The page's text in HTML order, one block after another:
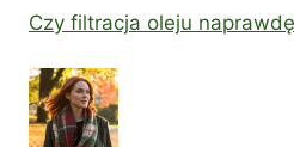
Czy filtracja oleju